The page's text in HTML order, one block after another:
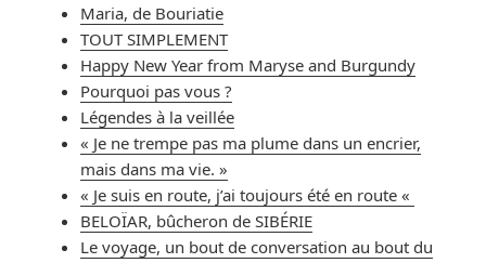
Maria, de Bouriatie
TOUT SIMPLEMENT
Happy New Year from Maryse and Burgundy
Pourquoi pas vous ?
Légendes à la veillée
« Je ne trempe pas ma plume dans un encrier,
mais dans ma vie. »
« Je suis en route, j’ai toujours été en route «
BELOÏAR, bûcheron de SIBÉRIE
Le voyage, un bout de conversation au bout du